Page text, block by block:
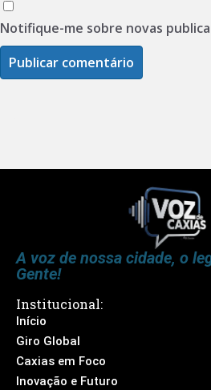
Notifique-me sobre novas
A voz de nossa cidade, o
Gente!
Institucional:
Início
Giro Global
Caxias em Foco
Inovação e Futuro